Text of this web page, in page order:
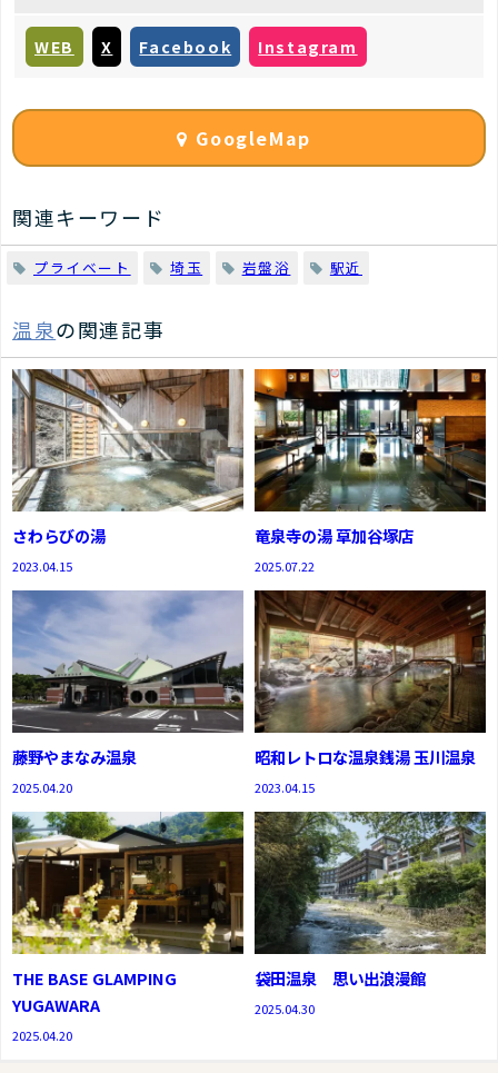
WEB X Facebook Instagram
GoogleMap
関連キーワード
プライベート 埼玉 岩盤浴 駅近
温泉の関連記事
さわらびの湯
2023.04.15
竜泉寺の湯 草加谷塚店
2025.07.22
藤野やまなみ温泉
2025.04.20
昭和レトロな温泉銭湯 玉川温泉
2023.04.15
THE BASE GLAMPING
YUGAWARA
2025.04.20
袋田温泉 思い出浪漫館
2025.04.30